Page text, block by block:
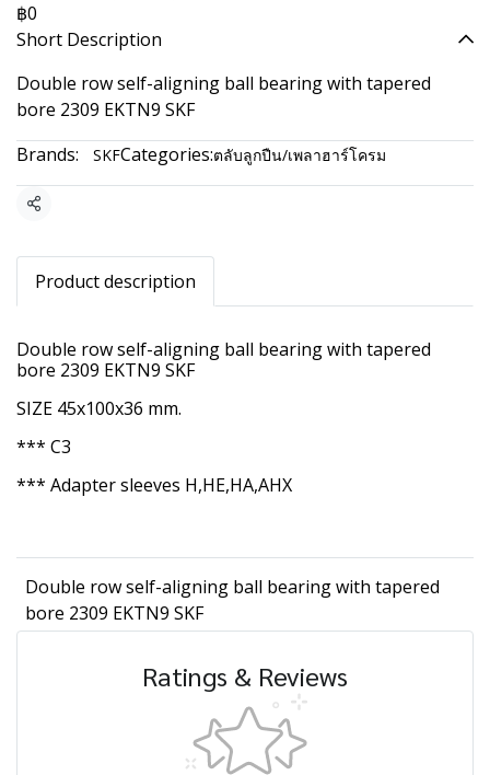
฿0
Short Description
Double row self-aligning ball bearing with tapered
bore 2309 EKTN9 SKF
Brands:
SKFCategories:ตลับลูกปืน/เพลาฮาร์โครม
Share
Product description
Double row self-aligning ball bearing with tapered
bore 2309 EKTN9 SKF
SIZE 45x100x36 mm.
*** C3
*** Adapter sleeves H,HE,HA,AHX
Double row self-aligning ball bearing with tapered
bore 2309 EKTN9 SKF
Ratings & Reviews